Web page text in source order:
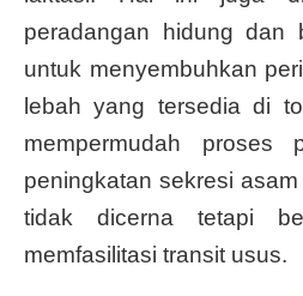
peradangan hidung dan
untuk menyembuhkan
lebah yang tersedia di
mempermudah proses
peningkatan sekresi
tidak dicerna tetapi
memfasilitasi transit usus.